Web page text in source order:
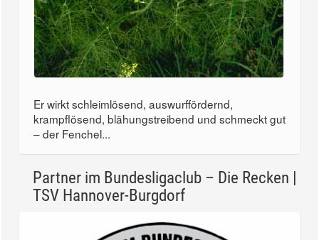
Er wirkt schleimlösend, auswurffördernd,
krampflösend, blähungstreibend und schmeckt gut
– der Fenchel...
Partner im Bundesligaclub – Die Recken |
TSV Hannover-Burgdorf